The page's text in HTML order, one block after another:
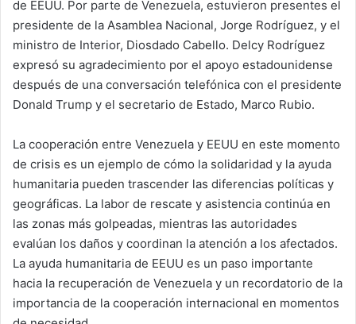
de EEUU. Por parte de Venezuela, estuvieron presentes el
presidente de la Asamblea Nacional, Jorge Rodríguez, y el
ministro de Interior, Diosdado Cabello. Delcy Rodríguez
expresó su agradecimiento por el apoyo estadounidense
después de una conversación telefónica con el presidente
Donald Trump y el secretario de Estado, Marco Rubio.
La cooperación entre Venezuela y EEUU en este momento
de crisis es un ejemplo de cómo la solidaridad y la ayuda
humanitaria pueden trascender las diferencias políticas y
geográficas. La labor de rescate y asistencia continúa en
las zonas más golpeadas, mientras las autoridades
evalúan los daños y coordinan la atención a los afectados.
La ayuda humanitaria de EEUU es un paso importante
hacia la recuperación de Venezuela y un recordatorio de la
importancia de la cooperación internacional en momentos